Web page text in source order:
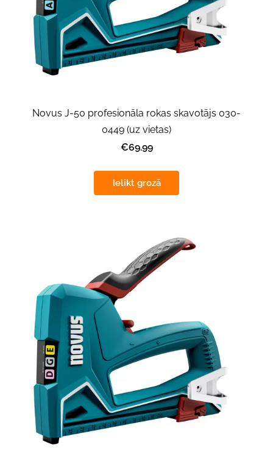
Novus J-50 profesionāla rokas skavotājs 030-
0449 (uz vietas)
€69.99
Ielikt grozā